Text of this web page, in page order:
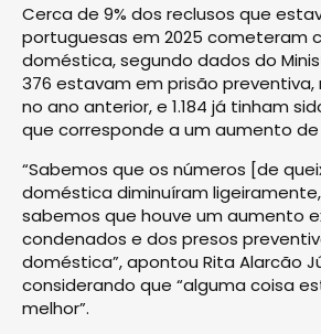
Cerca de 9% dos reclusos que
portuguesas em 2025 cometeram
doméstica, segundo dados do
376 estavam em prisão preventiva,
no ano anterior, e 1.184 já tinham
que corresponde a um aumento de
“Sabemos que os números [de
doméstica diminuíram
sabemos que houve um aumento
condenados e dos presos
doméstica”, apontou Rita Alarcão
considerando que “alguma coisa
melhor”.